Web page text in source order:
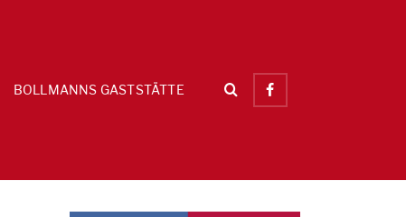
BOLLMANNS GASTSTÄTTE